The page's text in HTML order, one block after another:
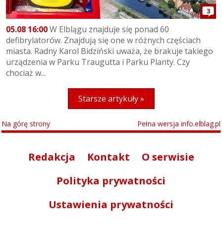
3
05.08 16:00W Elblągu znajduje się ponad 60
defibrylatorów. Znajdują się one w różnych częściach
miasta. Radny Karol Bidziński uważa, że brakuje takiego
urządzenia w Parku Traugutta i Parku Planty. Czy
chociaż w...
Starsze artykuły »
Na górę strony Pełna wersja info.elblag.pl
Redakcja Kontakt
O serwisie
Polityka prywatności
Ustawienia prywatności